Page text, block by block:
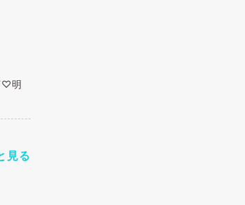
明
見る